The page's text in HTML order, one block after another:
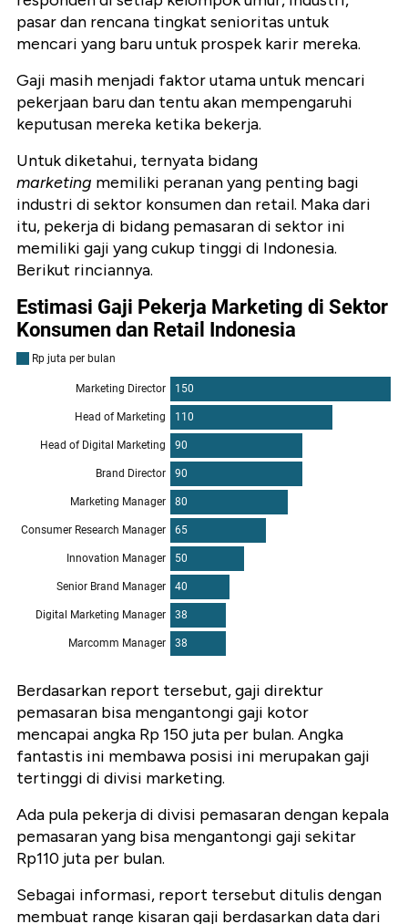
pasar dan rencana tingkat senioritas untuk
mencari yang baru untuk prospek karir mereka.
Gaji masih menjadi faktor utama untuk mencari
pekerjaan baru dan tentu akan mempengaruhi
keputusan mereka ketika bekerja.
Untuk diketahui, ternyata bidang
marketing memiliki peranan yang penting bagi
industri di sektor konsumen dan retail. Maka dari
itu, pekerja di bidang pemasaran di sektor ini
memiliki gaji yang cukup tinggi di Indonesia.
Berikut rinciannya.
Berdasarkan report tersebut, gaji direktur
pemasaran bisa mengantongi gaji kotor
mencapai angka Rp 150 juta per bulan. Angka
fantastis ini membawa posisi ini merupakan gaji
tertinggi di divisi marketing.
Ada pula pekerja di divisi pemasaran dengan kepala
pemasaran yang bisa mengantongi gaji sekitar
Rp110 juta per bulan.
Sebagai informasi, report tersebut ditulis dengan
membuat range kisaran gaji berdasarkandata dari